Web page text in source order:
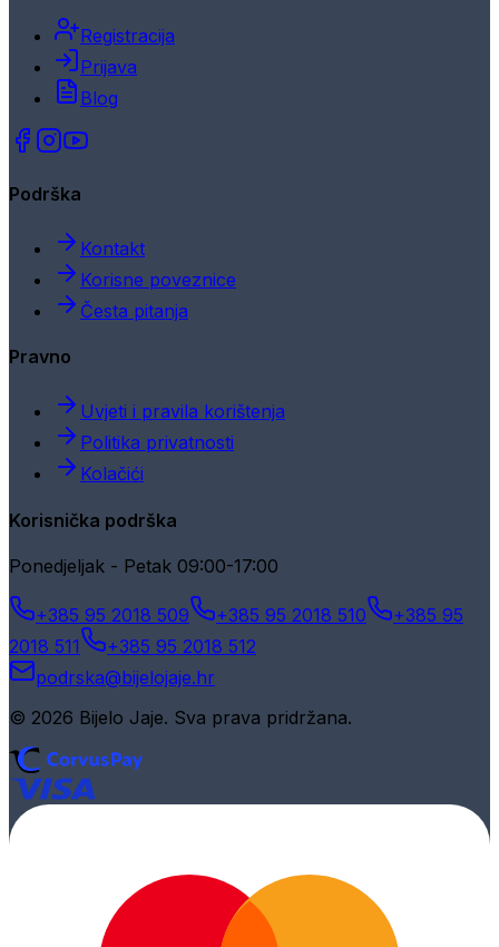
Registracija
Prijava
Blog
Podrška
Kontakt
Korisne poveznice
Česta pitanja
Pravno
Uvjeti i pravila korištenja
Politika privatnosti
Kolačići
Korisnička podrška
Ponedjeljak - Petak 09:00-17:00
+385 95 2018 509 +385 95 2018 510
+385 95
2018 511
+385 95 2018 512
podrska@bijelojaje.hr
© 2026 Bijelo Jaje. Sva prava pridržana.